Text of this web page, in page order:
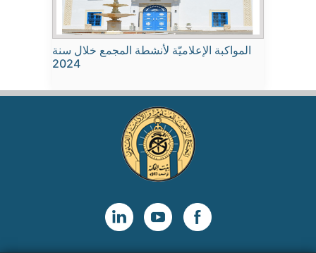
المواكبة الإعلاميّة لأنشطة المجمع خلال سنة
2024